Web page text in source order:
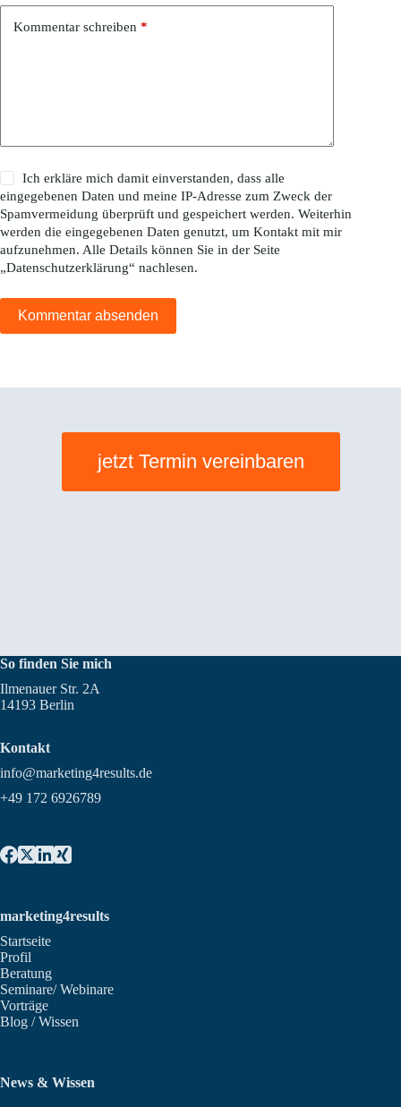
Kommentar schreiben *
Ich erkläre mich damit einverstanden, dass alle
eingegebenen Daten und meine IP-Adresse zum Zweck der
Spamvermeidung überprüft und gespeichert werden. Weiterhin
werden die eingegebenen Daten genutzt, um Kontakt mit mir
aufzunehmen. Alle Details können Sie in der Seite
„Datenschutzerklärung“ nachlesen.
Kommentar absenden
jetzt Termin vereinbaren
So finden Sie mich
Ilmenauer Str. 2A
14193 Berlin
Kontakt
info@marketing4results.de
+49 172 6926789
marketing4results
Startseite
Profil
Beratung
Seminare/ Webinare
Vorträge
Blog / Wissen
News & Wissen